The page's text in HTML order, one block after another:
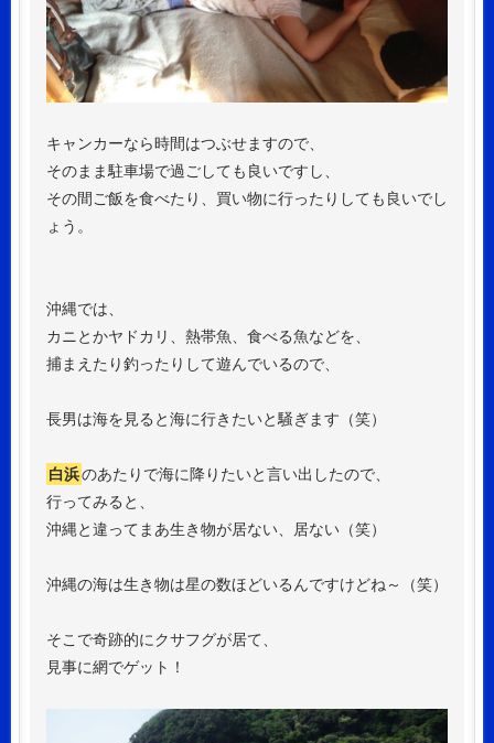
キャンカーなら時間はつぶせますので、
そのまま駐車場で過ごしても良いですし、
その間ご飯を食べたり、買い物に行ったりしても良いでし
ょう。
沖縄では、
カニとかヤドカリ、熱帯魚、食べる魚などを、
捕まえたり釣ったりして遊んでいるので、
長男は海を見ると海に行きたいと騒ぎます（笑）
白浜のあたりで海に降りたいと言い出したので、
行ってみると、
沖縄と違ってまあ生き物が居ない、居ない（笑）
沖縄の海は生き物は星の数ほどいるんですけどね～（笑）
そこで奇跡的にクサフグが居て、
見事に網でゲット！